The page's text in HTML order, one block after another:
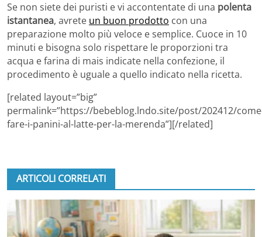
Se non siete dei puristi e vi accontentate di una polenta
istantanea, avrete un buon prodotto con una
preparazione molto più veloce e semplice. Cuoce in 10
minuti e bisogna solo rispettare le proporzioni tra
acqua e farina di mais indicate nella confezione, il
procedimento è uguale a quello indicato nella ricetta.
[related layout=”big”
permalink=”https://bebeblog.lndo.site/post/202412/
fare-i-panini-al-latte-per-la-merenda”][/related]
ARTICOLI CORRELATI